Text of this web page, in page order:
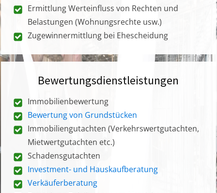
Ermittlung Werteinfluss von Rechten und
Belastungen (Wohnungsrechte usw.)
Zugewinnermittlung bei Ehescheidung
Bewertungsdienstleistungen
Immobilienbewertung
Bewertung von Grundstücken
Immobiliengutachten (Verkehrswertgutachten,
Mietwertgutachten etc.)
Schadensgutachten
Investment- und Hauskaufberatung
Verkäuferberatung